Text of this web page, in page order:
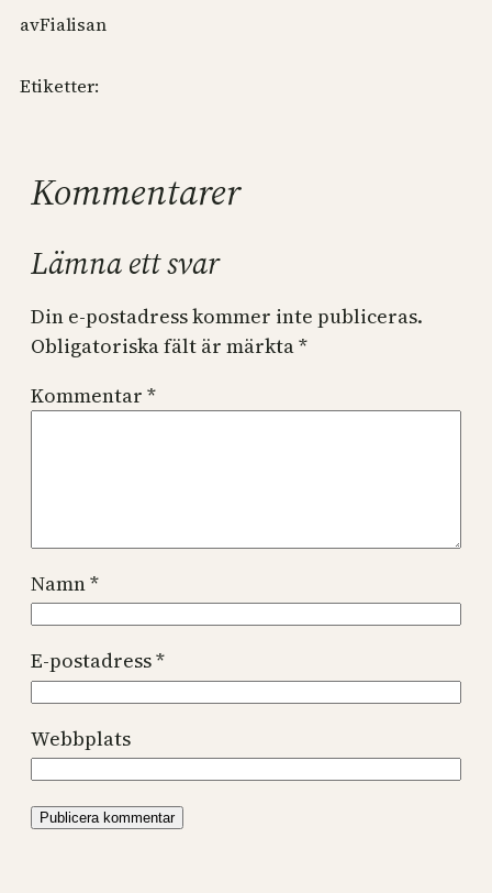
avFialisan
Etiketter:
Kommentarer
Lämna ett svar
Din e-postadress kommer inte publiceras.
Obligatoriska fält är märkta*
Kommentar *
Namn*
E-postadress*
Webbplats